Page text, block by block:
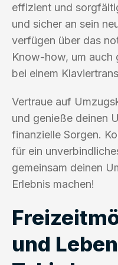
effizient und
und sicher an sein
verfügen über das
Know-how, um auch
bei einem
Vertraue auf
und genieße deinen
finanzielle Sorgen.
für ein
gemeinsam deinen
Erlebnis machen!
und